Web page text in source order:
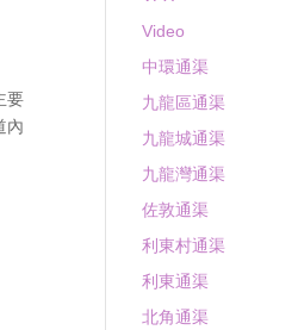
要
內
Video
中環通渠
九龍區通渠
九龍城通渠
九龍灣通渠
佐敦通渠
利東村通渠
利東通渠
北角通渠